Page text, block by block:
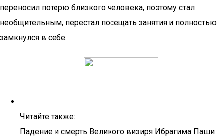
переносил потерю близкого человека, поэтому стал
необщительным, перестал посещать занятия и полностью
замкнулся в себе.
Читайте также:
Падение и смерть Великого визиря Ибрагима Паши